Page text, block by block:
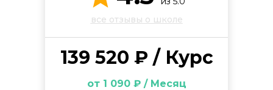
все отзывы о школе
139 520 ₽ / Курс
от 1 090 ₽ / Месяц